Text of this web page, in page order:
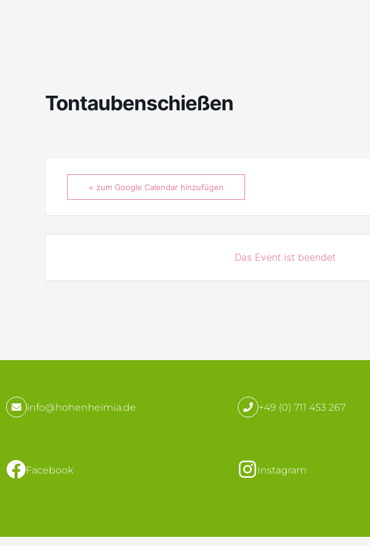
Tontaubenschießen
+ zum Google Calendar hinzufügen
Das Event ist beendet
info@hohenheimia.de +49 (0) 711 453 267
Facebook Instagram